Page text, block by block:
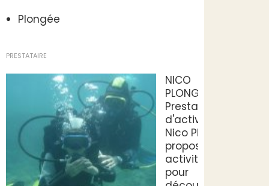
Plongée
PRESTATAIRE
NICO
PLONGEE
Prestataires
d'activités
Nico Plongée
propose des
activités
pour